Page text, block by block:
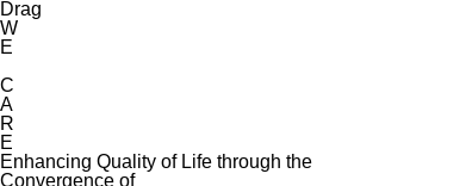
Drag
W
E
C
A
R
E
Enhancing Quality of Life through the
Convergence of